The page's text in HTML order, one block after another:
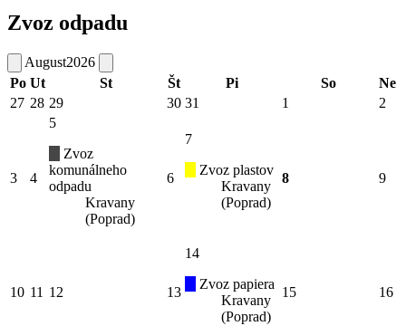
Zvoz odpadu
August2026
Po Ut St Št Pi So
Ne
27 28 29 30 31 1 2
3 4
5
Zvoz
komunálneho
odpadu
Kravany
(Poprad)
6
7
Zvoz plastov
Kravany
(Poprad)
8 9
10 11 12 13
14
Zvoz papiera
Kravany
(Poprad)
15 16